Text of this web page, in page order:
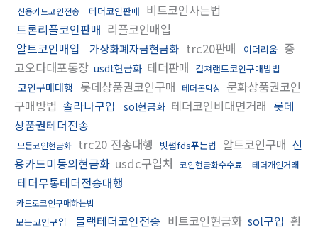
신용카드코인전송 테더코인판매 비트코인사는법
트론리플코인판매 리플코인매입
알트코인매입
가상화폐자금현금화 trc20판매 이더리움 중
고오다대포통장 usdt현금화 테더판매 컬쳐랜드코인구매방법
코인구매대행 롯데상품권코인구매 테더돈믹싱
문화상품권코인
구매방법 솔라나구입 sol현금화 테더코인비대면거래 롯데
상품권테더전송
모든코인현금화 trc20 전송대행 빗썸fds푸는법 알트코인구매 신
용카드미동의현금화 usdc구입처 코인현금화수수료 테더개인거래
테더무통테더전송대행
카드로코인구매하는법
모든코인구입 블랙테더코인전송 비트코인현금화 sol구입 횡